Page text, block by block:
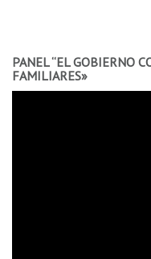
PANEL “EL GOBIERNO
FAMILIARES»